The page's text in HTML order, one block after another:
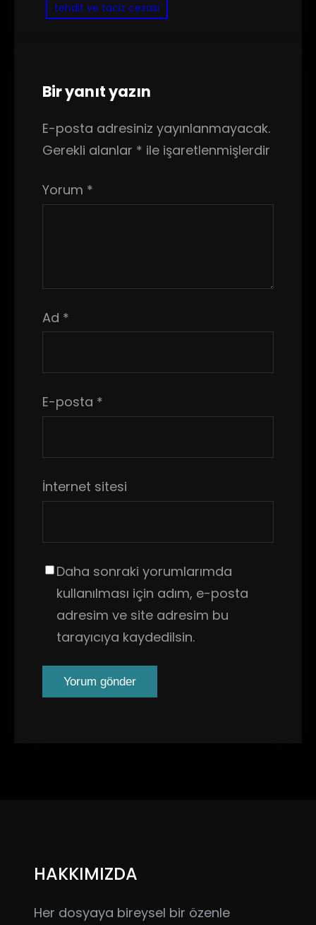
tehdit ve taciz cezası
Bir yanıt yazın
E-posta adresiniz yayınlanmayacak.
Gerekli alanlar * ile işaretlenmişlerdir
Yorum *
Ad *
E-posta *
İnternet sitesi
Daha sonraki yorumlarımda
kullanılması için adım, e-posta
adresim ve site adresim bu
tarayıcıya kaydedilsin.
HAKKIMIZDA
Her dosyaya bireysel bir özenle